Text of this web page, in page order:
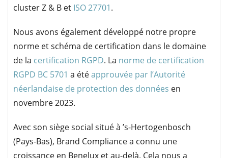
cluster Z & B et ISO 27701.
Nous avons également développé notre propre
norme et schéma de certification dans le domaine
de la certification RGPD. La norme de certification
RGPD BC 5701 a étéapprouvée par l’Autorité
néerlandaise de protection des données en
novembre 2023.
Avec son siège social situé à ’s-Hertogenbosch
(Pays-Bas), Brand Compliance a connu une
croissance en Benelux et au-delà. Cela nous a